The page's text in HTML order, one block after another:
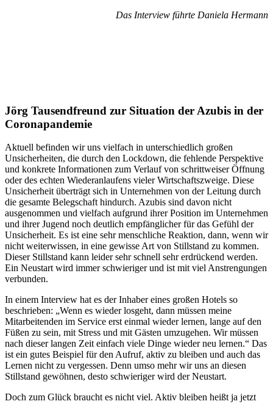
Das Interview führte Daniela Hermann
Jörg Tausendfreund zur Situation der Azubis in der
Coronapandemie
Aktuell befinden wir uns vielfach in unterschiedlich großen
Unsicherheiten, die durch den Lockdown, die fehlende Perspektive
und konkrete Informationen zum Verlauf von schrittweiser Öffnung
oder des echten Wiederanlaufens vieler Wirtschaftszweige. Diese
Unsicherheit überträgt sich in Unternehmen von der Leitung durch
die gesamte Belegschaft hindurch. Azubis sind davon nicht
ausgenommen und vielfach aufgrund ihrer Position im Unternehmen
und ihrer Jugend noch deutlich empfänglicher für das Gefühl der
Unsicherheit. Es ist eine sehr menschliche Reaktion, dann, wenn wir
nicht weiterwissen, in eine gewisse Art von Stillstand zu kommen.
Dieser Stillstand kann leider sehr schnell sehr erdrückend werden.
Ein Neustart wird immer schwieriger und ist mit viel Anstrengungen
verbunden.
In einem Interview hat es der Inhaber eines großen Hotels so
beschrieben: „Wenn es wieder losgeht, dann müssen meine
Mitarbeitenden im Service erst einmal wieder lernen, lange auf den
Füßen zu sein, mit Stress und mit Gästen umzugehen. Wir müssen
nach dieser langen Zeit einfach viele Dinge wieder neu lernen.“ Das
ist ein gutes Beispiel für den Aufruf, aktiv zu bleiben und auch das
Lernen nicht zu vergessen. Denn umso mehr wir uns an diesen
Stillstand gewöhnen, desto schwieriger wird der Neustart.
Doch zum Glück braucht es nicht viel. Aktiv bleiben heißt ja jetzt